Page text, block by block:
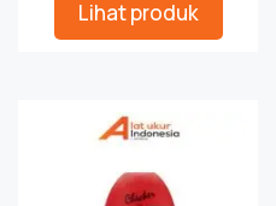
Lihat produk